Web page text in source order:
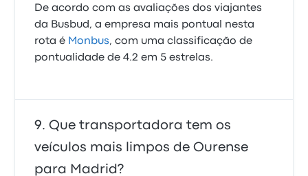
De acordo com as avaliações dos viajantes
da Busbud, a empresa mais pontual nesta
rota é Monbus, com uma classificação de
pontualidade de 4.2 em 5 estrelas.
Que transportadora tem os
veículos mais limpos de Ourense
para Madrid?